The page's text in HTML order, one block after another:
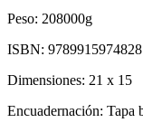
Peso: 208000g
ISBN: 9789915974828
Dimensiones: 21 x 15
Encuadernación: Tapa